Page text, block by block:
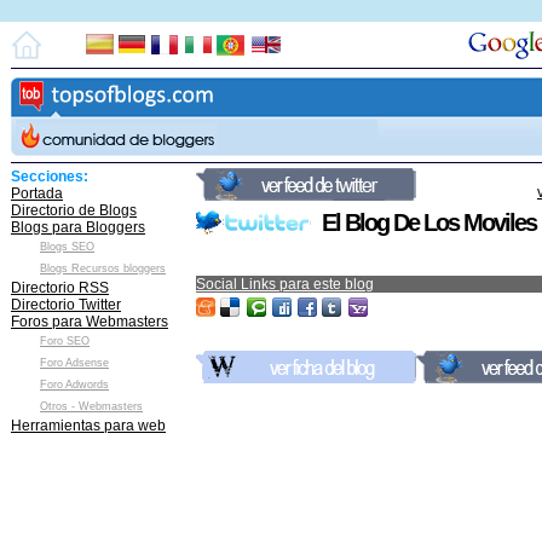
Secciones:
Portada
Directorio de Blogs
Blogs para Bloggers
Blogs SEO
Blogs Recursos bloggers
Directorio RSS
Directorio Twitter
Foros para Webmasters
Foro SEO
Foro Adsense
Foro Adwords
Otros - Webmasters
Herramientas para web
El Blog De Los Moviles
Social Links para este blog